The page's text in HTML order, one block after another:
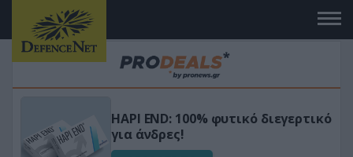
Μεταμόρφωσε τον κήπο σου με το
Ultra Box Μίνι Αλυσοπρίονο με
μπαταρία λιθίου